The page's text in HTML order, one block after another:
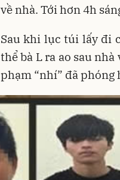
về nhà. Tới hơn 4h
Sau khi lục túi lấy đi
thể bà L ra ao sau
phạm “nhí” đã phóng